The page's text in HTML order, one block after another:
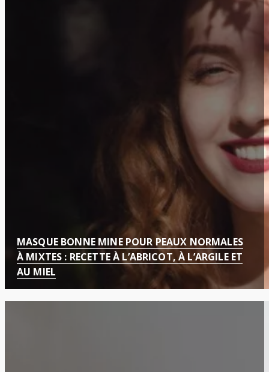
MASQUE BONNE MINE POUR PEAUX NORMALES
À MIXTES : RECETTE À L’ABRICOT, À L’ARGILE ET
AU MIEL